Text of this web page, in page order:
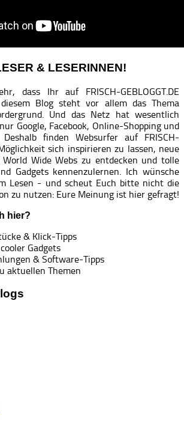
& LESERINNEN!
dass Ihr auf FRISCH-GEBLOGGT.DE
Blog steht vor allem das Thema
Und das Netz hat wesentlich
Google, Facebook, Online-Shopping und
finden Websurfer auf FRISCH-
Möglichkeit sich inspirieren zu lassen, neue
World Wide Webs zu entdecken und tolle
Gadgets kennenzulernen. Ich wünsche
Lesen - und scheut Euch bitte nicht die
zu nutzen: Eure Meinung ist hier gefragt!
hier?
& Klick-Tipps
Gadgets
& Software-Tipps
aktuellen Themen